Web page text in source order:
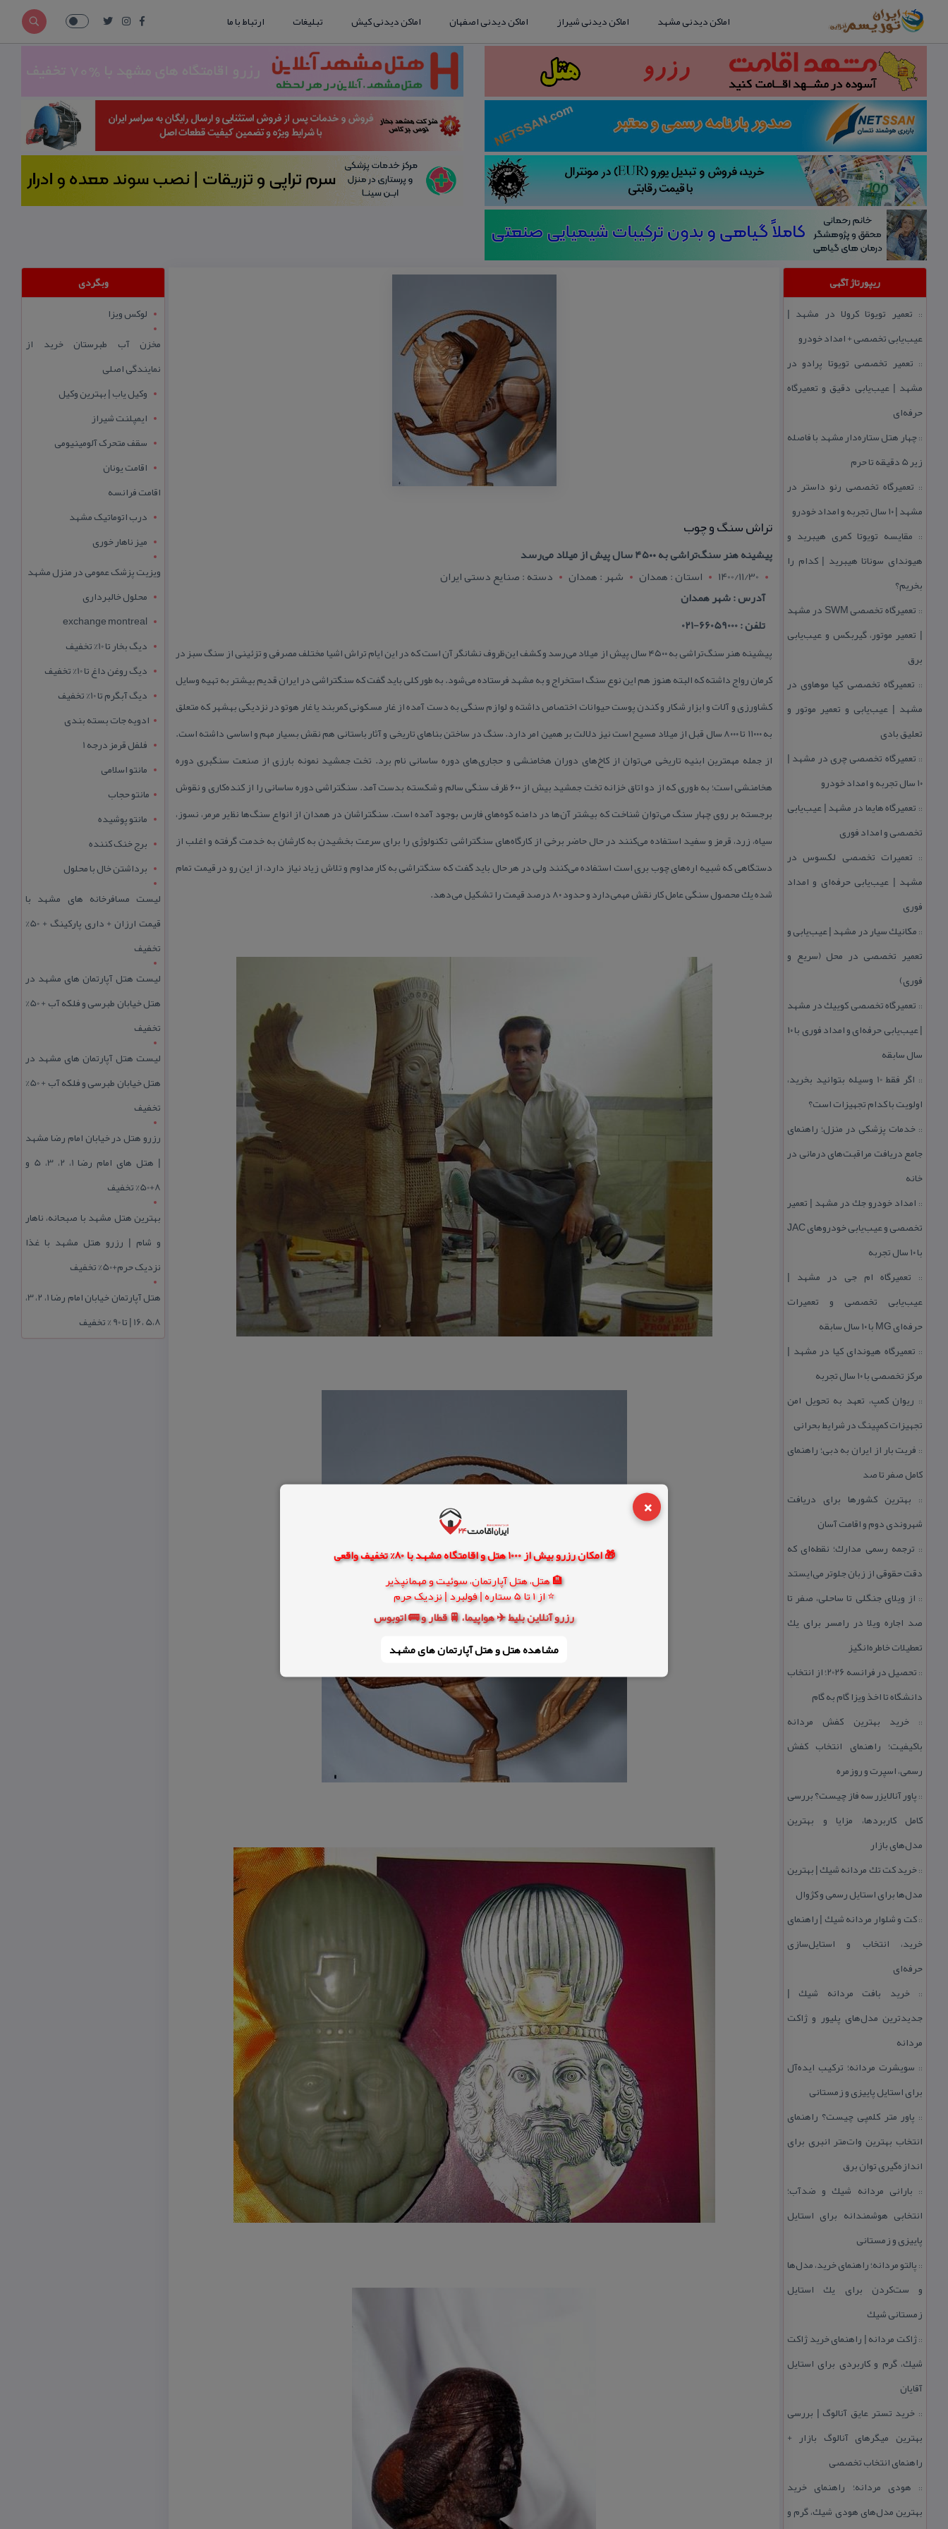
×
🎁 امکان رزرو بیش از 1000 هتل و اقامتگاه مشهد با 80% تخفیف واقعی
🏨 هتل، هتل آپارتمان، سوئیت و مهمانپذیر
⭐ از 1 تا 5 ستاره | فولبرد | نزدیک حرم
رزرو آنلاین بلیط ✈️ هواپیما، 🚆 قطار و 🚌 اتوبوس
مشاهده هتل و هتل‌ آپارتمان های مشهد
اماکن دیدنی مشهد اماکن دیدنی شیراز اماکن دیدنی اصفهان اماکن دیدنی کیش تبلیغات ارتباط با ما
ریپورتاژ آگهی
:: تعمیر تویوتا كرولا در مشهد |
عیب‌یابی تخصصی + امداد خودرو
:: تعمیر تخصصی تویوتا پرادو در
مشهد | عیب‌یابی دقیق و تعمیرگاه
حرفه‌ای
::چهار هتل‌ ستاره‌دار مشهد با فاصله
زیر 5 دقیقه تا حرم
:: تعمیرگاه تخصصی رنو داستر در
مشهد | ۱۰ سال تجربه و امداد خودرو
:: مقایسه تویوتا كمری هیبرید و
هیوندای سوناتا هیبرید | كدام را
بخریم؟
::
تعمیرگاه تخصصی SWM در مشهد
| تعمیر موتور، گیربكس و عیب‌یابی
برق
:: تعمیرگاه تخصصی كیا موهاوی در
مشهد | عیب‌یابی و تعمیر موتور و
تعلیق بادی
:: تعمیرگاه تخصصی چری در مشهد |
۱۰ سال تجربه و امداد خودرو
:: تعمیرگاه هایما در مشهد | عیب‌یابی
تخصصی و امداد فوری
:: تعمیرات تخصصی لكسوس در
مشهد | عیب‌یابی حرفه‌ای و امداد
فوری
:: مكانیك سیار در مشهد | عیب‌یابی و
تعمیر تخصصی در محل (سریع و
فوری)
:: تعمیرگاه تخصصی كوییك در مشهد
| عیب‌یابی حرفه‌ای و امداد فوری با ۱۰
سال سابقه
::
اگر فقط 10 وسیله بتوانید بخرید،
اولویت با كدام تجهیزات است؟
:: خدمات پزشكی در منزل؛ راهنمای
جامع دریافت مراقبت‌های درمانی در
خانه
:: امداد خودرو جك در مشهد | تعمیر
تخصصی و عیب‌یابی خودروهای JAC
با ۱۰ سال تجربه
:: تعمیرگاه ام جی در مشهد |
عیب‌یابی تخصصی و تعمیرات
حرفه‌ای MG با ۱۰ سال سابقه
:: تعمیرگاه هیوندای كیا در مشهد |
مركز تخصصی با ۱۰ سال تجربه
:: ریوان كمپ، تعهد به تحویل امن
تجهیزات كمپینگ در شرایط بحرانی
:: فریت بار از ایران به دبی؛ راهنمای
كامل صفر تا صد
:: بهترین كشورها برای دریافت
شهروندی دوم و اقامت آسان
:: ترجمه رسمی مدارك؛ نقطه‌ای كه
دقت حقوقی از زبان جلوتر می‌ایستد
:: از ویلای جنگلی تا ساحلی، صفر تا
صد اجاره ویلا در رامسر برای یك
تعطیلات خاطره‌انگیز
::
تحصیل در فرانسه 2026؛ از انتخاب
دانشگاه تا اخذ ویزا گام به گام
::خرید بهترین كفش مردانه
باكیفیت؛ راهنمای انتخاب كفش
رسمی، اسپرت و روزمره
:: پاور آنالایزر سه فاز چیست؟ بررسی
كامل كاربردها، مزایا و بهترین
مدل‌های بازار
::خرید كت تك مردانه شیك | بهترین
مدل‌ها برای استایل رسمی و كژوال
::كت و شلوار مردانه شیك | راهنمای
خرید، انتخاب و استایل‌سازی
حرفه‌ای
::خرید بافت مردانه شیك |
جدیدترین مدل‌های پلیور و ژاكت
مردانه
:: سویشرت مردانه؛ تركیب ایده‌آل
برای استایل پاییزی و زمستانی
:: پاور متر كلمپی چیست؟ راهنمای
انتخاب بهترین وات‌متر انبری برای
اندازه‌گیری توان برق
:: بارانی مردانه شیك و ضدآب؛
انتخابی هوشمندانه برای استایل
پاییزی و زمستانی
:: پالتو مردانه؛ راهنمای خرید، مدل‌ها
و ست‌كردن برای یك استایل
زمستانی شیك
::ژاكت مردانه | راهنمای خرید ژاكت
شیك، گرم و كاربردی برای استایل
آقایان
:: خرید تستر عایق آنالوگ | بررسی
بهترین میگرهای آنالوگ بازار +
راهنمای انتخاب تخصصی
:: هودی مردانه؛ راهنمای خرید
بهترین مدل‌های هودی شیك، گرم و
تراش سنگ و چوب
پیشینه هنر سنگ‌تراشی به‌ ۴۵۰۰ سال پیش از میلاد می‌رسد
1400/11/30
استان : همدان شهر : همدان
دسته : صنایع دستی ایران
آدرس : شهر همدان
تلفن : 66059000-021
پیشینه هنر سنگ‌تراشی به‌ ۴۵۰۰ سال پیش از میلاد می‌رسد و كشف این‌‌ظروف‌ نشانگر آن است‌ كه‌ در این ایام تراش اشیا مختلف مصرفی‌ و تزئینی از سنگ سبز در‌
كرمان رواج داشته كه‌ البته هنوز هم‌ این‌ نوع سنگ استخراج و به‌ مشهد فرستاده‌ می‌شود. به طور كلی باید گفت كه‌ سنگتراشی‌ در ایران قدیم‌ بیشتر به‌ تهیه وسایل‌
كشاورزی‌ و آلات و‌ ابزار شكار و كندن پوست‌ حیوانات اختصاص داشته و لوازم‌ سنگی به دست‌ آمده از غار‌ مسكونی‌ كمربند یا غار هوتو در نزدیكی بهشهر كه‌ متعلق
به‌ ۱۱۰۰۰ تا ۸۰۰۰ سال قبل از‌ میلاد مسیح است نیز دلالت‌ بر همین امر دارد. سنگ در ساختن بناهای تاریخی و آثار‌ باستانی‌ هم‌ نقش بسیار مهم و اساسی‌ داشته است‌.
از جمله مهمترین‌ ابنیه تاریخی می‌توان‌ از كاخ‌های دوران هخامنشی و حجاری‌های دوره‌ ساسانی‌ نام برد. تخت جمشید نمونه‌ بارزی‌ ‌از صنعت سنگبری دوره‌
هخامنشی است‌؛ به ط‌وری كه از دو اتاق خزانه‌ تخت جمشید بیش از ۶۰۰ ظرف سنگی سالم‌ و شكسته بدست ‌‌آمد. سنگتراشی‌ دوره‌ ساسانی‌ را از كنده‌كاری‌ و نقوش
برجسته بر روی‌ چهار سنگ می‌توان شناخت ‌‌كه بیشتر آن‌ها در دامنه كوه‌های فارس‌ بوجود آمده است‌. سنگتراشان در همدان از انواع سنگ‌ها نظ‌یر مرمر،‌ نسوز،
سیاه، زرد، قرمز و سفید استفاده‌ می‌كنند در حال حاضر برخی‌ از كارگاه‌های سنگتراشی‌ تكنولوژی‌ را‌ برای سرعت‌ بخشیدن به‌ كارشان به‌ خدمت‌ گرفته و اغلب از
دستگاهی‌ كه‌ شبیه اره‌های‌ چوب بری است‌ استفاده‌ می‌كنند ولی‌ در هر حال باید گفت كه‌ سنگتراشی‌ به‌ كار مداوم‌ و‌ تلاش زیاد نیاز دارد، از این رو در قیمت تمام
شده یك‌ محصول سنگی عامل‌ كار نقش مهمی‌دارد و حدود ۸۰ درصد قیمت را تشكیل می‌دهد.
وبگردی
لوکس ویزا
مخزن آب طبرستان خرید از
نمایندگی اصلی
وکیل یاب | بهترین وکیل
ایمپلنت شیراز
سقف متحرک آلومینیومی
اقامت یونان
اقامت فرانسه
درب اتوماتیک مشهد
میز ناهار خوری
ویزیت پزشک عمومی در منزل مشهد
محلول خالبرداری
exchange montreal
دیگ بخار تا 10% تخفیف
دیگ روغن داغ تا 10% تخفیف
دیگ آبگرم تا 10% تخفیف
ادویه جات بسته بندی
فلفل قرمز درجه 1
مانتو اسلامی
مانتو حجاب
مانتو پوشیده
برج خنک کننده
برداشتن خال با محلول
لیست مسافرخانه های مشهد با
قیمت ارزان + داری پارکینگ + 50%
تخفیف
لیست هتل آپارتمان های مشهد در
هتل خیابان طبرسی و فلکه آب + 50%
تخفیف
لیست هتل آپارتمان های مشهد در
هتل خیابان طبرسی و فلکه آب + 50%
تخفیف
رزرو هتل در خیابان امام رضا مشهد
| هتل‌ های امام رضا 1، 2، 3، 5 و
8+50% تخفیف
بهترین هتل مشهد با صبحانه، ناهار
و شام | رزرو هتل مشهد با غذا
نزدیک حرم+50% تخفیف
هتل آپارتمان خیابان امام رضا 1، 2، 3،
5،8 ،16 | تا 90 % تخفیف